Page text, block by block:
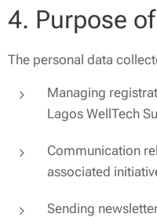
4. Purpose
The personal data
Managing
Lagos WellTech
Communication
associated
Sending